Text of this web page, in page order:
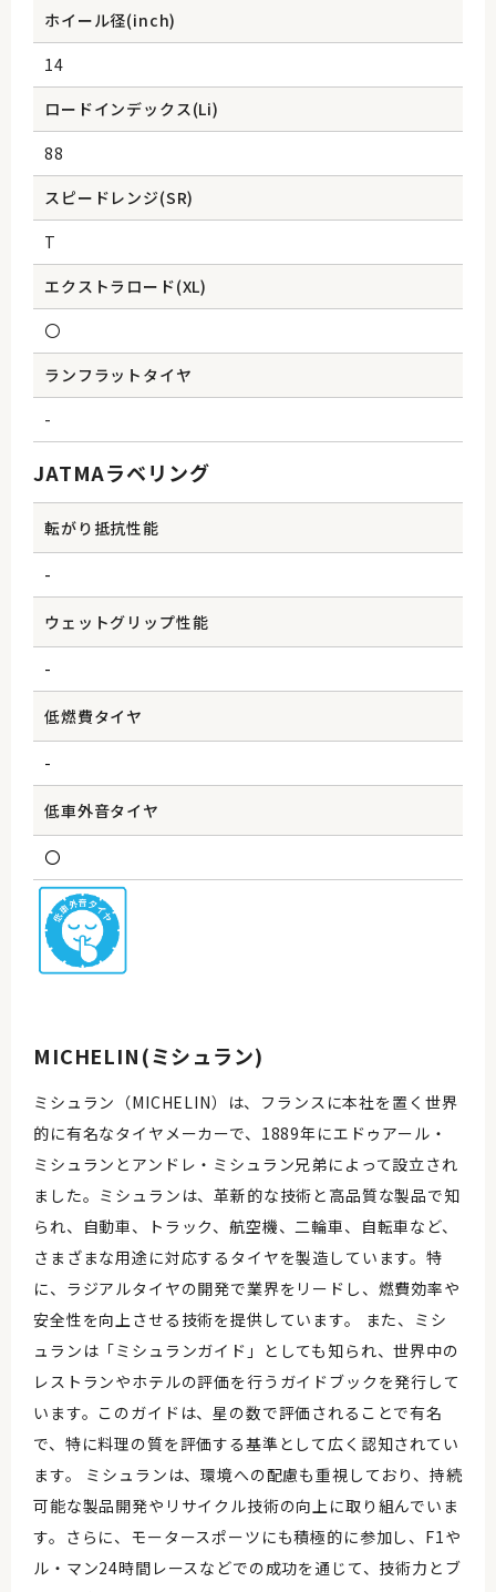
ホイール径(inch)
14
ロードインデックス(Li)
88
スピードレンジ(SR)
T
エクストラロード(XL)
〇
ランフラットタイヤ
-
JATMAラベリング
転がり抵抗性能
-
ウェットグリップ性能
-
低燃費タイヤ
-
低車外音タイヤ
〇
MICHELIN(ミシュラン)
ミシュラン（MICHELIN）は、フランスに本社を置く世界
的に有名なタイヤメーカーで、1889年にエドゥアール・
ミシュランとアンドレ・ミシュラン兄弟によって設立され
ました。ミシュランは、革新的な技術と高品質な製品で知
られ、自動車、トラック、航空機、二輪車、自転車など、
さまざまな用途に対応するタイヤを製造しています。特
に、ラジアルタイヤの開発で業界をリードし、燃費効率や
安全性を向上させる技術を提供しています。 また、ミシ
ュランは「ミシュランガイド」としても知られ、世界中の
レストランやホテルの評価を行うガイドブックを発行して
います。このガイドは、星の数で評価されることで有名
で、特に料理の質を評価する基準として広く認知されてい
ます。 ミシュランは、環境への配慮も重視しており、持続
可能な製品開発やリサイクル技術の向上に取り組んでいま
す。さらに、モータースポーツにも積極的に参加し、F1や
ル・マン24時間レースなどでの成功を通じて、技術力とブ